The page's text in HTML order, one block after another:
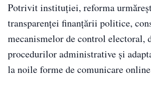
Potrivit instituției, reforma
transparenței finanțării politice,
mecanismelor de control electoral,
procedurilor administrative și
la noile forme de comunicare